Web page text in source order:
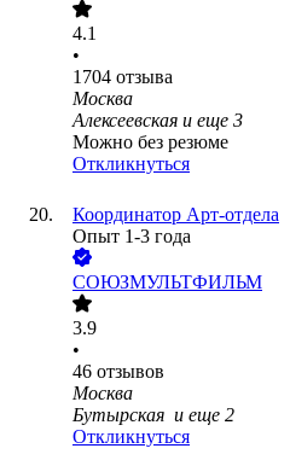
4.1
•
1704 отзыва
Москва
Алексеевская и еще 3
Можно без резюме
Откликнуться
Координатор Арт-отдела
Опыт 1-3 года
СОЮЗМУЛЬТФИЛЬМ
3.9
•
46 отзывов
Москва
Бутырская и еще 2
Откликнуться